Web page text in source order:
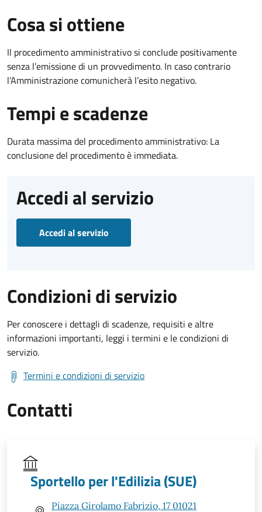
Cosa si ottiene
Il procedimento amministrativo si conclude positivamente
senza l’emissione di un provvedimento. In caso contrario
l’Amministrazione comunicherà l’esito negativo.
Tempi e scadenze
Durata massima del procedimento amministrativo: La
conclusione del procedimento è immediata.
Accedi al servizio
Accedi al servizio
Condizioni di servizio
Per conoscere i dettagli di scadenze, requisiti e altre
informazioni importanti, leggi i termini e le condizioni di
servizio.
Termini e condizioni di servizio
Contatti
Sportello per l'Edilizia (SUE)
Piazza Girolamo Fabrizio, 17 01021